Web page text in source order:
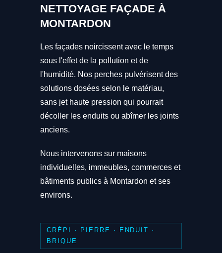
NETTOYAGE FAÇADE À
MONTARDON
Les façades noircissent avec le temps
sous l'effet de la pollution et de
l'humidité. Nos perches pulvérisent des
solutions dosées selon le matériau,
sans jet haute pression qui pourrait
décoller les enduits ou abîmer les joints
anciens.
Nous intervenons sur maisons
individuelles, immeubles, commerces et
bâtiments publics à Montardon et ses
environs.
CRÉPI · PIERRE · ENDUIT ·
BRIQUE